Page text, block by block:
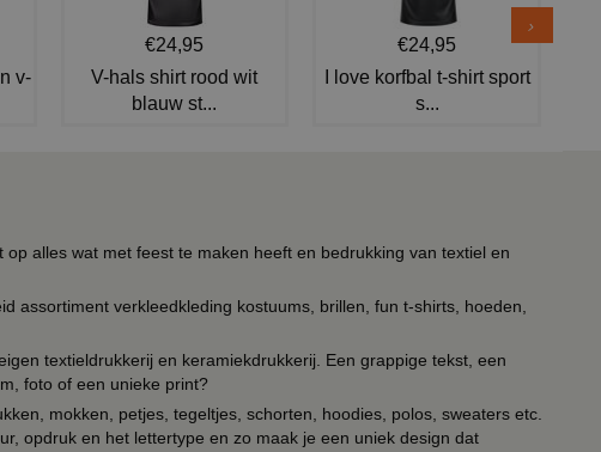
v-
€24,95
V-hals shirt rood wit
blauw st...
€24,95
I love korfbal t-shirt sport
s...
alles wat met feest te maken heeft en bedrukking van textiel en
assortiment verkleedkleding kostuums, brillen, fun t-shirts, hoeden,
textieldrukkerij en keramiekdrukkerij. Een grappige tekst, een
foto of een unieke print?
mokken, petjes, tegeltjes, schorten, hoodies, polos, sweaters etc.
opdruk en het lettertype en zo maak je een uniek design dat